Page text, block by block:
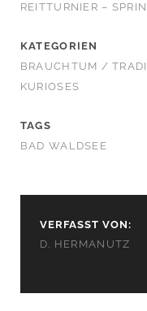
REITTURNIER –
KATEGORIEN
BRAUCHTUM /
KURIOSES
TAGS
BAD WALDSEE
VERFASST VON:
D. HERMANUTZ